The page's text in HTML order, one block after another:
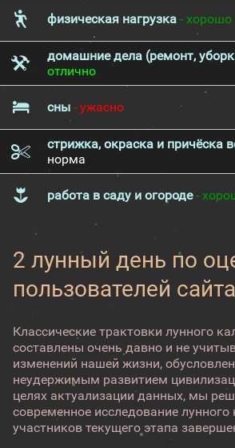
физическая нагрузка - хорошо
домашние дела (ремонт,
отлично
сны - ужасно
стрижка, окраска и причёска
норма
работа в саду и огороде-
2 лунный день по
пользователей сайта
Классические трактовки лунного
составлены очень давно и не
изменений нашей жизни,
неудержимым развитием
целях актуализации данных, мы
современное исследование
участников текущего этапа